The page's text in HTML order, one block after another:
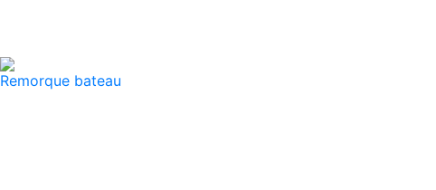
Remorque bateau